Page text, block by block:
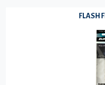
FLASH